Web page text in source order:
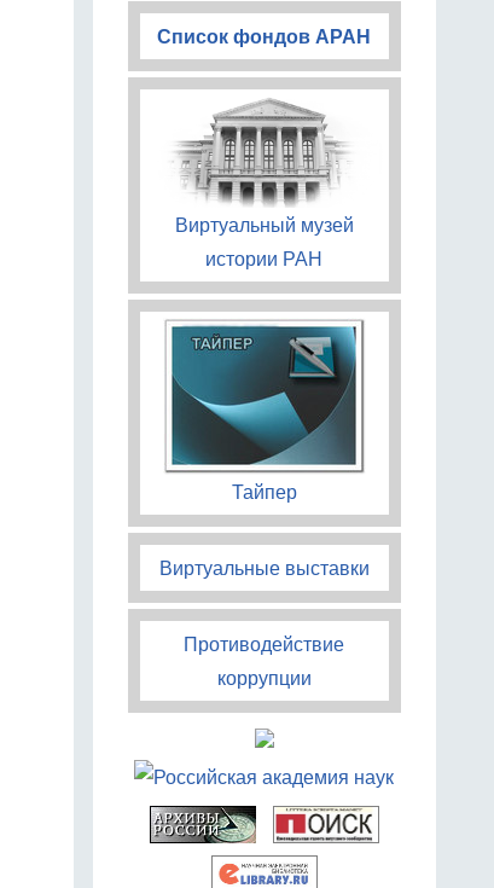
Список фондов АРАН
Виртуальный музей
истории РАН
Тайпер
Виртуальные выставки
Противодействие
коррупции